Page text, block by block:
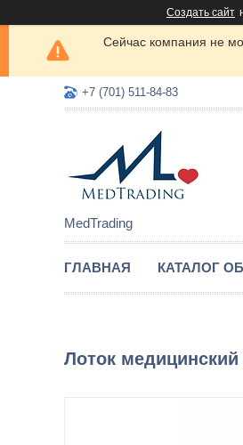
Создать сайт
Сейчас компания не
+7 (701) 511-84-83
MedTrading
ГЛАВНАЯ КАТАЛОГ
Лоток